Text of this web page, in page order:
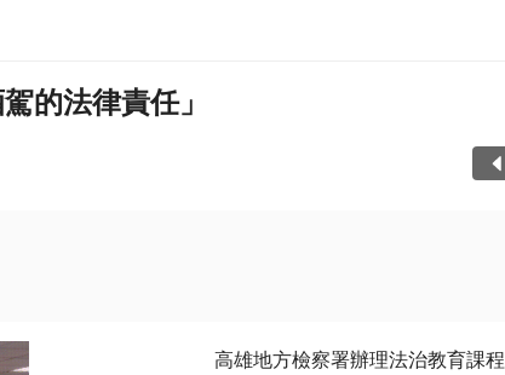
的法律責任」
高雄地方檢察署辦理法治教育課程